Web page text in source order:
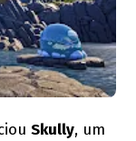
Skully, um